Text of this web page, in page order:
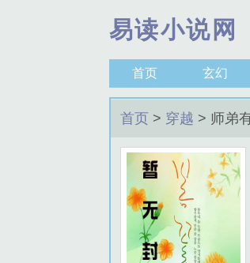
易读小说网
首页 玄幻
首页 > 穿越 > 师弟